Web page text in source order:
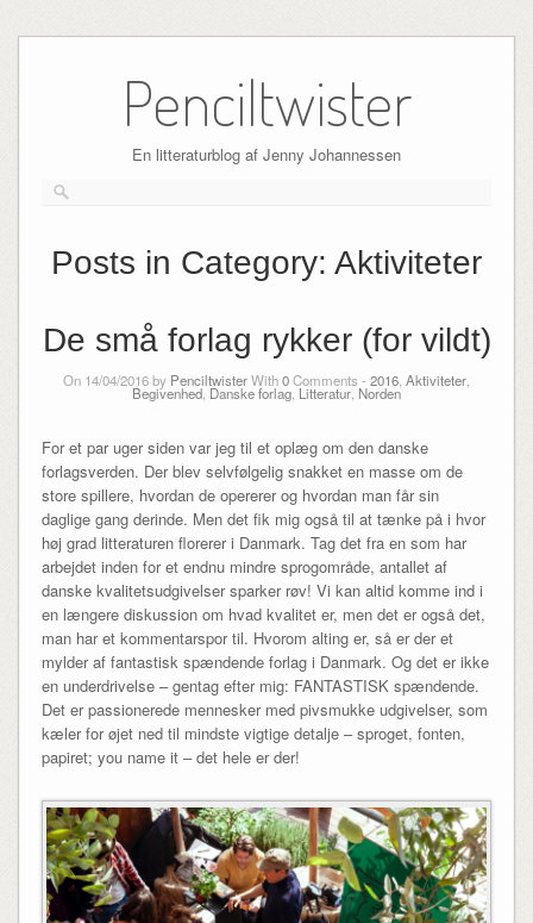
Penciltwister
En litteraturblog af Jenny Johannessen
Posts in Category: Aktiviteter
De små forlag rykker (for vildt)
On 14/04/2016 by PenciltwisterWith0Comments - 2016 Aktiviteter
Begivenhed Danske forlag Litteratur Norden
For et par uger siden var jeg til et oplæg om den danske
forlagsverden. Der blev selvfølgelig snakket en masse om de
store spillere, hvordan de opererer og hvordan man får sin
daglige gang derinde. Men det fik mig også til at tænke på i hvor
høj grad litteraturen florerer i Danmark. Tag det fra en som har
arbejdet inden for et endnu mindre sprogområde, antallet af
danske kvalitetsudgivelser sparker røv! Vi kan altid komme ind i
en længere diskussion om hvad kvalitet er, men det er også det,
man har et kommentarspor til. Hvorom alting er, så er der et
mylder af fantastisk spændende forlag i Danmark. Og det er ikke
en underdrivelse – gentag efter mig: FANTASTISK spændende.
Det er passionerede mennesker med pivsmukke udgivelser, som
kæler for øjet ned til mindste vigtige detalje – sproget, fonten,
papiret; you name it – det hele er der!